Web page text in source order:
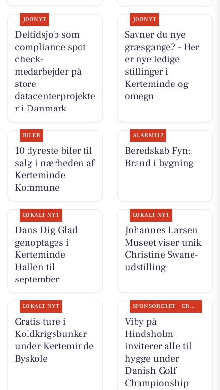
JOBNYT
Deltidsjob som
compliance spot
check-
medarbejder på
store
datacenterprojekte
r i Danmark
JOBNYT
Savner du nye
græsgange? - Her
er nye ledige
stillinger i
Kerteminde og
omegn
BILER
10 dyreste biler til
salg i nærheden af
Kerteminde
Kommune
ALARM112
Beredskab Fyn:
Brand i bygning
LOKALT NYT
Dans Dig Glad
genoptages i
Kerteminde
Hallen til
september
LOKALT NYT
Johannes Larsen
Museet viser unik
Christine Swane-
udstilling
LOKALT NYT
Gratis ture i
Koldkrigsbunker
under Kerteminde
Byskole
SPONSORERET ERHVERV
Viby på
Hindsholm
inviterer alle til
hygge under
Danish Golf
Championship